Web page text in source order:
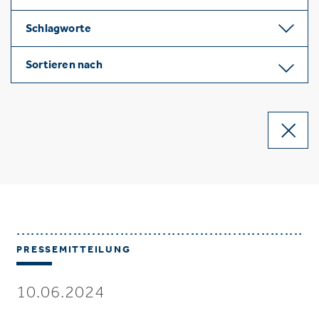
Schlagworte
Sortieren nach
PRESSEMITTEILUNG
10.06.2024